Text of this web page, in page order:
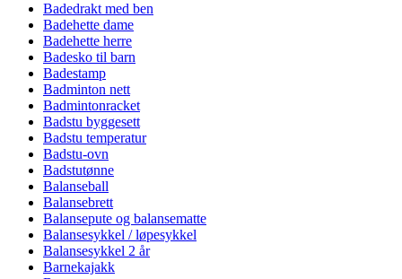
Badedrakt med ben
Badehette dame
Badehette herre
Badesko til barn
Badestamp
Badminton nett
Badmintonracket
Badstu byggesett
Badstu temperatur
Badstu-ovn
Badstutønne
Balanseball
Balansebrett
Balansepute og balansematte
Balansesykkel / løpesykkel
Balansesykkel 2 år
Barnekajakk